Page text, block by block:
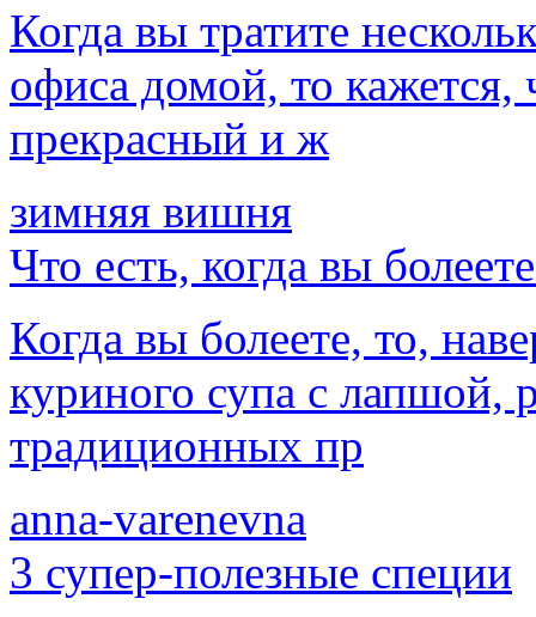
Когда вы тратите
офиса домой, то кажется,
прекрасный и ж
зимняя вишня
Что есть, когда вы
Когда вы болеете, то,
куриного супа с лапшой,
традиционных пр
anna-varenevna
3 супер-полезные специи